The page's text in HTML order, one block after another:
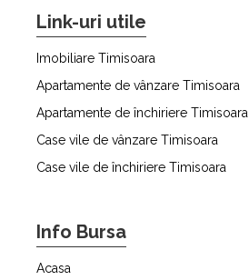
Link-uri utile
Imobiliare Timisoara
Apartamente de vânzare Timisoara
Apartamente de închiriere Timisoara
Case vile de vânzare Timisoara
Case vile de închiriere Timisoara
Info Bursa
Acasa